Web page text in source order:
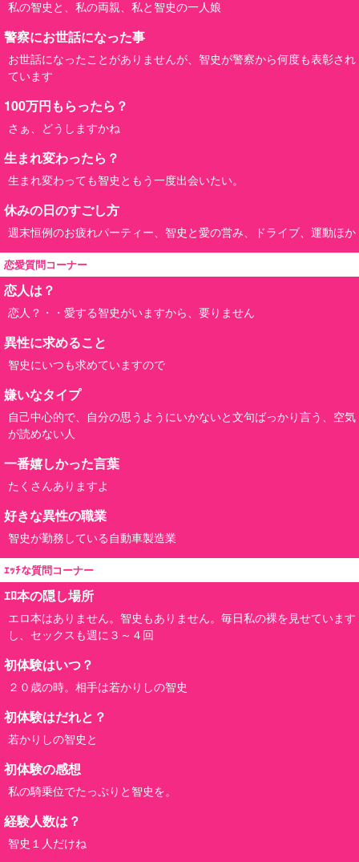
私の智史と、私の両親、私と智史の一人娘
警察にお世話になった事
お世話になったことがありませんが、智史が警察から何度も表彰され
ています
100万円もらったら？
さぁ、どうしますかね
生まれ変わったら？
生まれ変わっても智史ともう一度出会いたい。
休みの日のすごし方
週末恒例のお疲れパーティー、智史と愛の営み、ドライブ、運動ほか
恋愛質問コーナー
恋人は？
恋人？・・愛する智史がいますから、要りません
異性に求めること
智史にいつも求めていますので
嫌いなタイプ
自己中心的で、自分の思うようにいかないと文句ばっかり言う、空気
が読めない人
一番嬉しかった言葉
たくさんありますよ
好きな異性の職業
智史が勤務している自動車製造業
ｴｯﾁな質問コーナー
ｴﾛ本の隠し場所
エロ本はありません。智史もありません。毎日私の裸を見せています
し、セックスも週に３～４回
初体験はいつ？
２０歳の時。相手は若かりしの智史
初体験はだれと？
若かりしの智史と
初体験の感想
私の騎乗位でたっぷりと智史を。
経験人数は？
智史１人だけね